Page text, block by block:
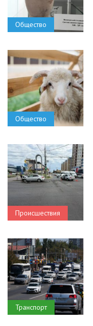
Общество
Общество
Происшествия
Транспорт